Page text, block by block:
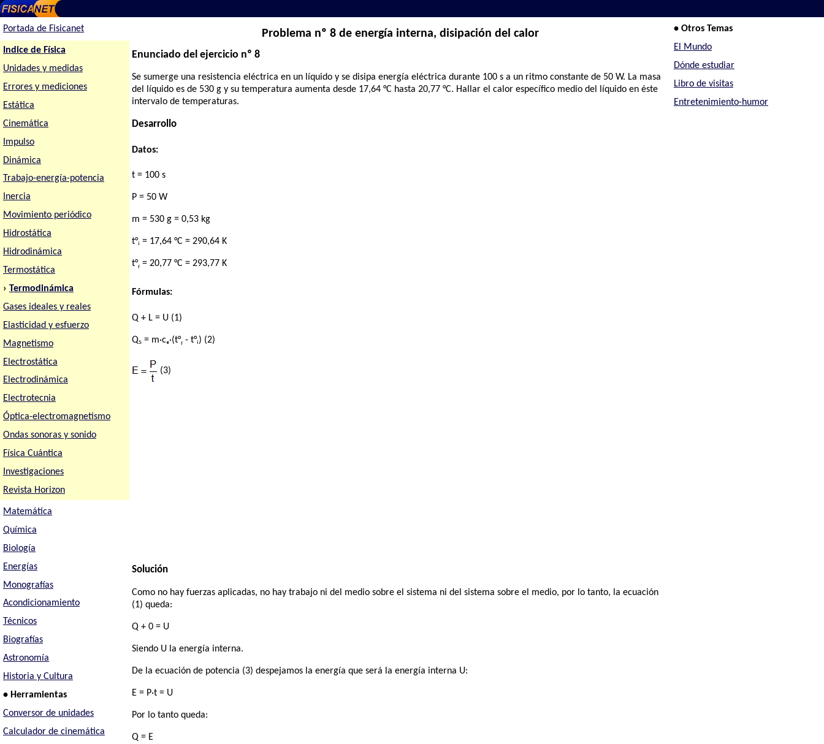
Portada de Fisicanet
Indice de Física
Unidades y medidas
Errores y mediciones
Estática
Cinemática
Impulso
Dinámica
Trabajo-energía-potencia
Inercia
Movimiento periódico
Hidrostática
Hidrodinámica
Termostática
› Termodinámica
Gases ideales y reales
Elasticidad y esfuerzo
Magnetismo
Electrostática
Electrodinámica
Electrotecnia
Óptica-electromagnetismo
Ondas sonoras y sonido
Física Cuántica
Investigaciones
Revista Horizon
Matemática
Química
Biología
Energías
Monografías
Acondicionamiento
Técnicos
Biografías
Astronomía
Historia y Cultura
• Herramientas
Conversor de unidades
Calculador de cinemática
Problema nº 8 de energía interna, disipación del calor
Enunciado del ejercicio nº 8
Se sumerge una resistencia eléctrica en un líquido y se disipa energía eléctrica durante 100 s a un ritmo constante de 50 W. La masa
del líquido es de 530 g y su temperatura aumenta desde 17,64 °C hasta 20,77 °C. Hallar el calor específico medio del líquido en éste
intervalo de temperaturas.
Desarrollo
Datos:
t = 100 s
P = 50 W
m = 530 g = 0,53 kg
t°ᵢ = 17,64 °C = 290,64 K
t°f = 20,77 °C = 293,77 K
Fórmulas:
Q + L = U (1)
Qₛ = m·cₑ·(t°f - t°ᵢ) (2)
(3)
Solución
Como no hay fuerzas aplicadas, no hay trabajo ni del medio sobre el sistema ni del sistema sobre el medio, por lo tanto, la ecuación
(1) queda:
Q + 0 = U
Siendo U la energía interna.
De la ecuación de potencia (3) despejamos la energía que será la energía interna U:
E = P·t = U
Por lo tanto queda:
Q = E
• Otros Temas
El Mundo
Dónde estudiar
Libro de visitas
Entretenimiento-humor